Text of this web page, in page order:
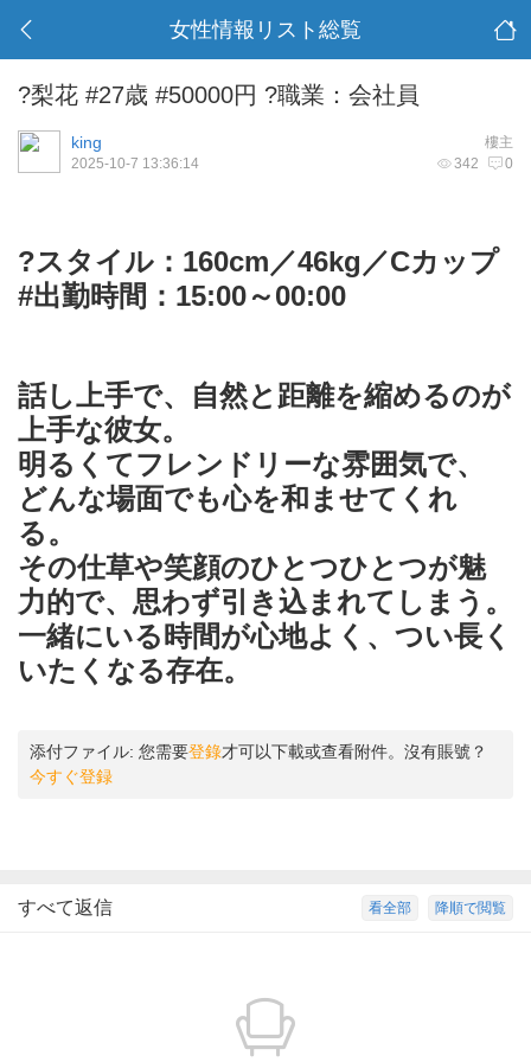
女性情報リスト総覧
?梨花 #27歳 #50000円 ?職業：会社員
樓主
king
342 0
2025-10-7 13:36:14
?スタイル：160cm／46kg／Cカップ
#出勤時間：15:00～00:00
話し上手で、自然と距離を縮めるのが
上手な彼女。
明るくてフレンドリーな雰囲気で、
どんな場面でも心を和ませてくれ
る。
その仕草や笑顔のひとつひとつが魅
力的で、思わず引き込まれてしまう。
一緒にいる時間が心地よく、つい長く
いたくなる存在。
添付ファイル: 您需要登錄才可以下載或查看附件。沒有賬號？
今すぐ登録
降順で閲覧
看全部
すべて返信